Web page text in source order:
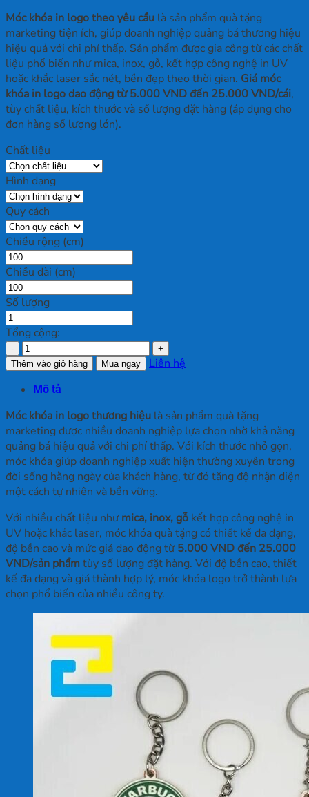
Móc khóa in logo theo yêu cầu là sản phẩm quà tặng
marketing tiện ích, giúp doanh nghiệp quảng bá thương hiệu
hiệu quả với chi phí thấp. Sản phẩm được gia công từ các chất
liệu phổ biến như mica, inox, gỗ, kết hợp công nghệ in UV
hoặc khắc laser sắc nét, bền đẹp theo thời gian. Giá móc
khóa in logo dao động từ 5.000 VND đến 25.000 VND/cái,
tùy chất liệu, kích thước và số lượng đặt hàng (áp dụng cho
đơn hàng số lượng lớn).
Chất liệu
Hình dạng
Quy cách
Chiều rộng (cm)
Chiều dài (cm)
Số lượng
Tổng cộng:
Móc
Khoá
Logo
số
lượng
Thêm vào giỏ hàng Mua ngay Liên hệ
Mô tả
Móc khóa in logo thương hiệu là sản phẩm quà tặng
marketing được nhiều doanh nghiệp lựa chọn nhờ khả năng
quảng bá hiệu quả với chi phí thấp. Với kích thước nhỏ gọn,
móc khóa giúp doanh nghiệp xuất hiện thường xuyên trong
đời sống hằng ngày của khách hàng, từ đó tăng độ nhận diện
một cách tự nhiên và bền vững.
Với nhiều chất liệu nhưmica, inox, gỗ kết hợp công nghệ in
UV hoặc khắc laser, móc khóa quà tặng có thiết kế đa dạng,
độ bền cao và mức giá dao động từ5.000 VND đến 25.000
VND/sản phẩm tùy số lượng đặt hàng. Với độ bền cao, thiết
kế đa dạng và giá thành hợp lý, móc khóa logo trở thành lựa
chọn phổ biến của nhiều công ty.